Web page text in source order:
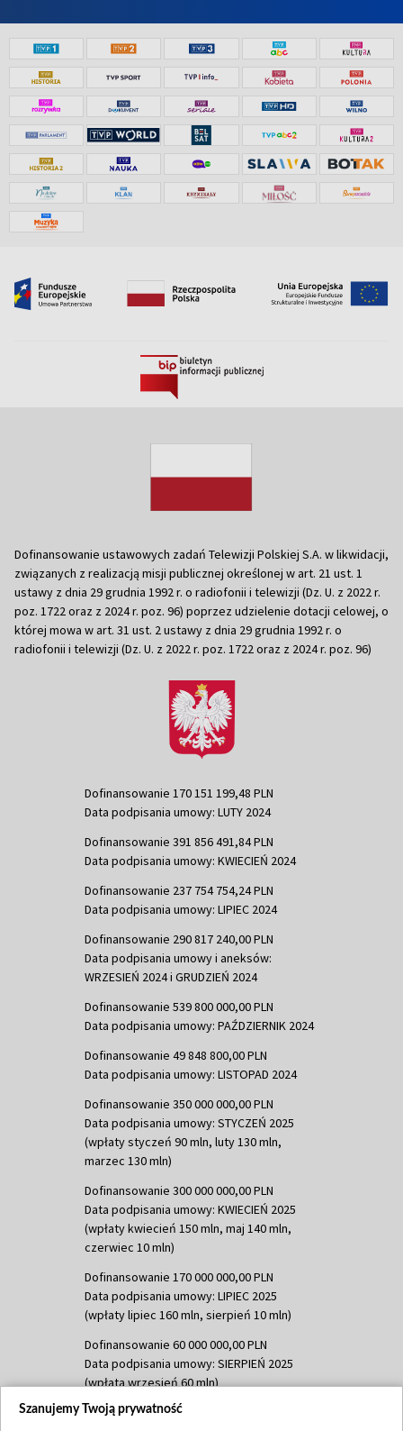
Dofinansowanie ustawowych zadań Telewizji Polskiej S.A. w likwidacji,
związanych z realizacją misji publicznej określonej w art. 21 ust. 1
ustawy z dnia 29 grudnia 1992 r. o radiofonii i telewizji (Dz. U. z 2022 r.
poz. 1722 oraz z 2024 r. poz. 96) poprzez udzielenie dotacji celowej, o
której mowa w art. 31 ust. 2 ustawy z dnia 29 grudnia 1992 r. o
radiofonii i telewizji (Dz. U. z 2022 r. poz. 1722 oraz z 2024 r. poz. 96)
Dofinansowanie 170 151 199,48 PLN
Data podpisania umowy: LUTY 2024
Dofinansowanie 391 856 491,84 PLN
Data podpisania umowy: KWIECIEŃ 2024
Dofinansowanie 237 754 754,24 PLN
Data podpisania umowy: LIPIEC 2024
Dofinansowanie 290 817 240,00 PLN
Data podpisania umowy i aneksów:
WRZESIEŃ 2024 i GRUDZIEŃ 2024
Dofinansowanie 539 800 000,00 PLN
Data podpisania umowy: PAŹDZIERNIK 2024
Dofinansowanie 49 848 800,00 PLN
Data podpisania umowy: LISTOPAD 2024
Dofinansowanie 350 000 000,00 PLN
Data podpisania umowy: STYCZEŃ 2025
(wpłaty styczeń 90 mln, luty 130 mln,
marzec 130 mln)
Dofinansowanie 300 000 000,00 PLN
Data podpisania umowy: KWIECIEŃ 2025
(wpłaty kwiecień 150 mln, maj 140 mln,
czerwiec 10 mln)
Dofinansowanie 170 000 000,00 PLN
Data podpisania umowy: LIPIEC 2025
(wpłaty lipiec 160 mln, sierpień 10 mln)
Dofinansowanie 60 000 000,00 PLN
Data podpisania umowy: SIERPIEŃ 2025
(wpłata wrzesień 60 mln)
Dofinansowanie 635 783 051,21 PLN
Szanujemy Twoją prywatność